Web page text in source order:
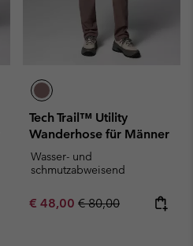
Tech Trail™ Utility
Wanderhose für Männer
Wasser- und
schmutzabweisend
Sale price:
€ 48,00 Regular price:
€ 80,00